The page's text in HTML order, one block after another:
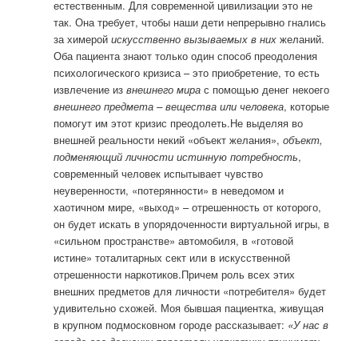
естественным. Для современной цивилизации это не
так. Она требует, чтобы наши дети непрерывно гнались
за химерой искусственно вызываемых в нихжеланий.
Оба пациента знают только один способ преодоления
психологического кризиса – это приобретение, то есть
извлечение из внешнего мирас помощью денег некоего
внешнего предмета – вещества или человека, которые
помогут им этот кризис преодолеть.Не выделяя во
внешней реальности некий «объект желания», объект,
подменяющий личности истинную потребность,
современный человек испытывает чувство
неуверенности, «потерянности» в неведомом и
хаотичном мире, «выход» – отрешенность от которого,
он будет искать в упорядоченности виртуальной игры, в
«сильном пространстве» автомобиля, в «готовой
истине» тоталитарных сект или в искусственной
отрешенности наркотиков.Причем роль всех этих
внешних предметов для личности «потребителя» будет
удивительно схожей. Моя бывшая пациентка, живущая
в крупном подмосковном городе рассказывает: «У нас в